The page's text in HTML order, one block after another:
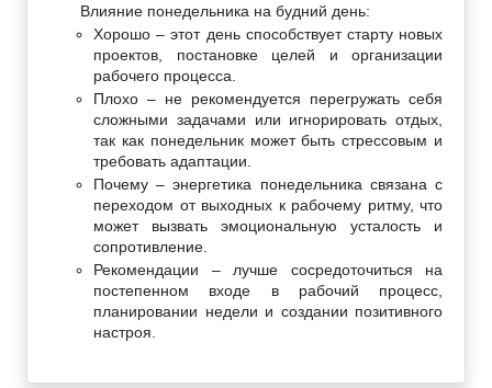
Влияние понедельника на будний день:
Хорошо – этот день способствует старту новых
проектов, постановке целей и организации
рабочего процесса.
Плохо – не рекомендуется перегружать себя
сложными задачами или игнорировать отдых,
так как понедельник может быть стрессовым и
требовать адаптации.
Почему – энергетика понедельника связана с
переходом от выходных к рабочему ритму, что
может вызвать эмоциональную усталость и
сопротивление.
Рекомендации – лучше сосредоточиться на
постепенном входе в рабочий процесс,
планировании недели и создании позитивного
настроя.